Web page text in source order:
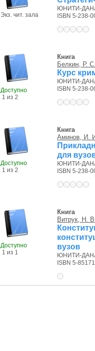
Экз. чит. зала
ЮНИТИ-
ISBN 5-238-
Доступно
1 из 2
Книга
Белкин, Р.
Курс
ЮНИТИ-
ISBN 5-238-
Доступно
1 из 2
Книга
Аминов, И.
для
ЮНИТИ-
ISBN 5-238-
Доступно
1 из 1
Книга
Витрук, Н.
вузов
ЮНИТИ-
ISBN 5-